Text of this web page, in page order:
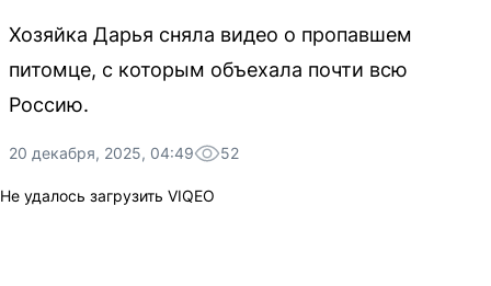
Хозяйка Дарья сняла видео о пропавшем
питомце, с которым объехала почти всю
Россию.
20 декабря, 2025, 04:49 52
Не удалось загрузить VIQEO